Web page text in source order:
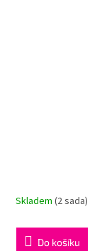
Skladem (2 sada)
Do košíku